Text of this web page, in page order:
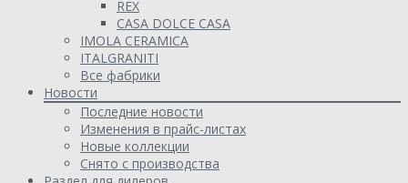
REX
CASA DOLCE CASA
IMOLA CERAMICA
ITALGRANITI
Все фабрики
Новости
Последние новости
Изменения в прайс-листах
Новые коллекции
Снято с производства